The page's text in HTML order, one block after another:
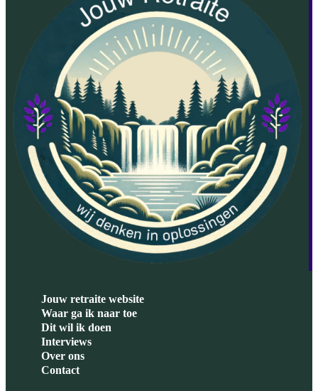
Jouw retraite website
Waar ga ik naar toe
Dit wil ik doen
Interviews
Over ons
Contact